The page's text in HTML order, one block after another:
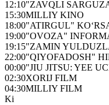
12:10"ZAVQLI
15:30MILLIY KINO
18:00"ATIRGUL"
19:00"OVOZA"
19:15"ZAMIN
22:00"QIYOFADOSH"
00:00"JIU JITSU: YEE
02:30XORIJ FILM
04:30MILLIY FILM
Ki